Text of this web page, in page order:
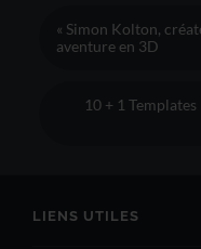
« Simon Kolton,
aventure en 3D
10 + 1
LIENS UTILES